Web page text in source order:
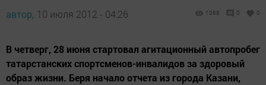
автор, 10 июля 2012 - 04:26 1068 0 0
В четверг, 28 июня стартовал агитационный автопробег
татарстанских спортсменов-инвалидов за здоровый
образ жизни. Беря начало отчета из города Казани,